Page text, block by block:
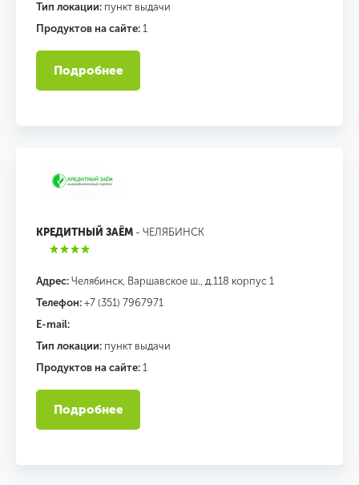
Тип локации: пункт выдачи
Продуктов на сайте: 1
Подробнее
КРЕДИТНЫЙ ЗАЁМ - ЧЕЛЯБИНСК
Адрес: Челябинск, Варшавское ш., д.118 корпус 1
Телефон: +7 (351) 7967971
E-mail:
Тип локации: пункт выдачи
Продуктов на сайте: 1
Подробнее